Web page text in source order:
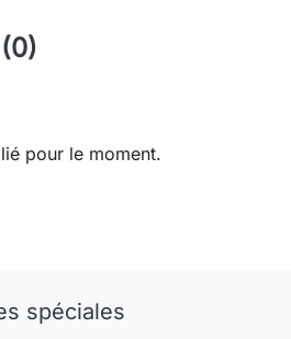
pour le moment.
spéciales